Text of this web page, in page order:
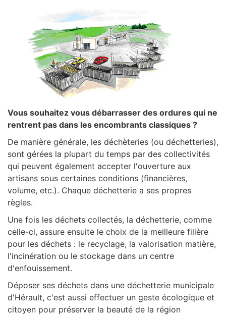
Vous souhaitez vous débarrasser des ordures qui ne
rentrent pas dans les encombrants classiques ?
De manière générale, les déchèteries (ou déchetteries),
sont gérées la plupart du temps par des collectivités
qui peuvent également accepter l'ouverture aux
artisans sous certaines conditions (financières,
volume, etc.). Chaque déchetterie a ses propres
règles.
Une fois les déchets collectés, la déchetterie, comme
celle-ci, assure ensuite le choix de la meilleure filière
pour les déchets : le recyclage, la valorisation matière,
l'incinération ou le stockage dans un centre
d'enfouissement.
Déposer ses déchets dans une déchetterie municipale
d'Hérault, c'est aussi effectuer un geste écologique et
citoyen pour préserver la beauté de la région